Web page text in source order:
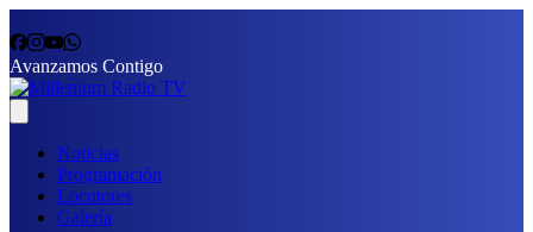
Avanzamos Contigo
Noticias
Programación
Locutores
Galería